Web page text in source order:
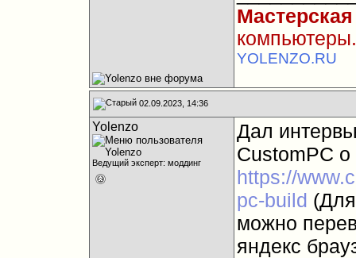
YOLENZO.RU
02.09.2023, 14:36
Yolenzo
Ведущий эксперт: моддинг
Дал
CustomPC
https://
pc-build (Для
можно
яндекс